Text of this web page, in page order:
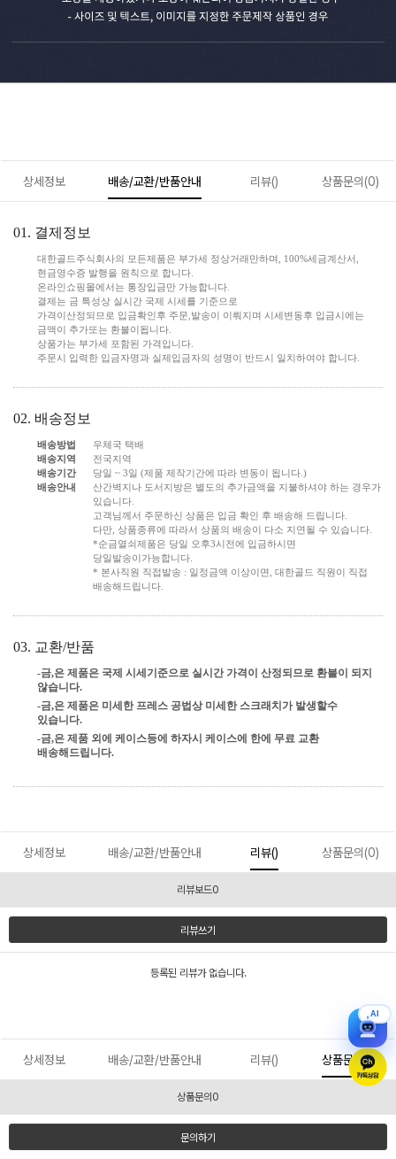
상세정보 배송/교환/반품안내 리뷰() 상품문의(0)
01. 결제정보
대한골드주식회사의 모든제품은 부가세 정상거래만하며, 100%세금계산서,
현금영수증 발행을 원칙으로 합니다.
온라인쇼핑몰에서는 통장입금만 가능합니다.
결제는 금 특성상 실시간 국제 시세를 기준으로
가격이산정되므로 입금확인후 주문,발송이 이뤄지며 시세변동후 입금시에는
금액이 추가또는 환불이됩니다.
상품가는 부가세 포함된 가격입니다.
주문시 입력한 입금자명과 실제입금자의 성명이 반드시 일치하여야 합니다.
02. 배송정보
배송방법
우체국 택배
배송지역
전국지역
배송기간
당일 ~ 3일 (제품 제작기간에 따라 변동이 됩니다.)
배송안내
산간벽지나 도서지방은 별도의 추가금액을 지불하셔야 하는 경우가
있습니다.
고객님께서 주문하신 상품은 입금 확인 후 배송해 드립니다.
다만, 상품종류에 따라서 상품의 배송이 다소 지연될 수 있습니다.
*순금열쇠제품은 당일 오후3시전에 입금하시면
당일발송이가능합니다.
* 본사직원 직접발송 : 일정금액 이상이면, 대한골드 직원이 직접
배송해드립니다.
03. 교환/반품
-금,은 제품은 국제 시세기준으로 실시간 가격이 산정되므로 환불이 되지
않습니다.
-금,은 제품은 미세한 프레스 공법상 미세한 스크래치가 발생할수
있습니다.
-금,은 제품 외에 케이스등에 하자시 케이스에 한에 무료 교환
배송해드립니다.
상세정보 배송/교환/반품안내 리뷰() 상품문의(0)
리뷰보드0
리뷰쓰기
등록된 리뷰가 없습니다.
상세정보 배송/교환/반품안내 리뷰() 상품문의(0)
상품문의0
문의하기
AI